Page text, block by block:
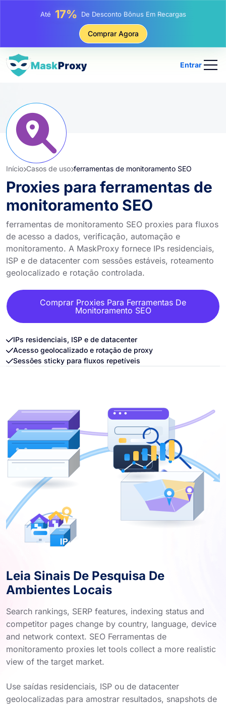
Até25%Desconto Em Compras Estáticas De IP
Desconto Em Compras Rotativas De IP
Comprar Agora
Entrar
Início Casos de uso ferramentas de monitoramento SEO
Proxies para ferramentas de
monitoramento SEO
ferramentas de monitoramento SEO proxies para fluxos
de acesso a dados, verificação, automação e
monitoramento. A MaskProxy fornece IPs residenciais,
ISP e de datacenter com sessões estáveis, roteamento
geolocalizado e rotação controlada.
Comprar Proxies Para Ferramentas De
Monitoramento SEO
IPs residenciais, ISP e de datacenter
Acesso geolocalizado e rotação de proxy
Sessões sticky para fluxos repetíveis
Leia Sinais De Pesquisa De
Ambientes Locais
Search rankings, SERP features, indexing status and
competitor pages change by country, language, device
and network context. SEO Ferramentas de
monitoramento proxies let tools collect a more realistic
view of the target market.
Use saídas residenciais, ISP ou de datacenter
geolocalizadas para amostrar resultados, snapshots de